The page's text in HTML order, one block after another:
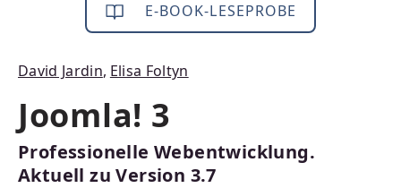
E-BOOK-LESEPROBE
David Jardin, Elisa Foltyn
Joomla! 3
Professionelle Webentwicklung.
Aktuell zu Version 3.7